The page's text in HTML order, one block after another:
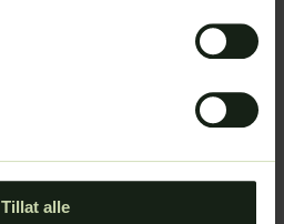
Tillat alle